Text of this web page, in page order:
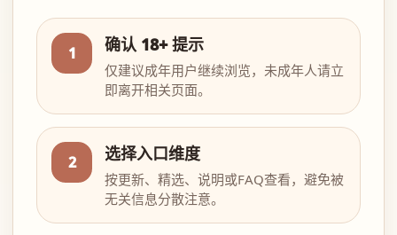
1 确认 18+ 提示
仅建议成年用户继续浏览，未成年人请立
即离开相关页面。
2 选择入口维度
按更新、精选、说明或FAQ查看，避免被
无关信息分散注意。